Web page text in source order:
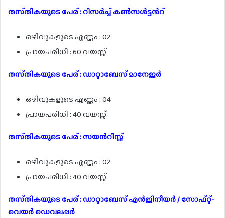
തസ്‌തികയുടെ പേര് : റിസർച്ച് കൺസൾട്ടൻറ്
ഒഴിവുകളുടെ എണ്ണം : 02
പ്രായപരിധി : 60 വയസ്സ്.
തസ്‌തികയുടെ പേര് : ഡാറ്റാബേസ് മാനേജർ
ഒഴിവുകളുടെ എണ്ണം : 04
പ്രായപരിധി : 40 വയസ്സ്.
തസ്‌തികയുടെ പേര് : സയൻറിസ്റ്റ്
ഒഴിവുകളുടെ എണ്ണം : 02
പ്രായപരിധി : 40 വയസ്സ്
തസ്‌തികയുടെ പേര് : ഡാറ്റാബേസ് എൻജിനീയർ / സോഫ്റ്റ്-
വെയർ ഡെവലപ്പർ